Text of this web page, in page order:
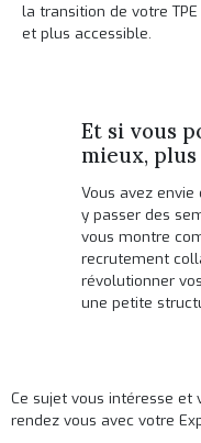
la transition de votre
et plus accessible.
Et si vous
mieux,
Vous avez envie
y passer des
vous montre
recrutement
révolutionner
une petite
Ce sujet vous intéresse
rendez vous avec votre